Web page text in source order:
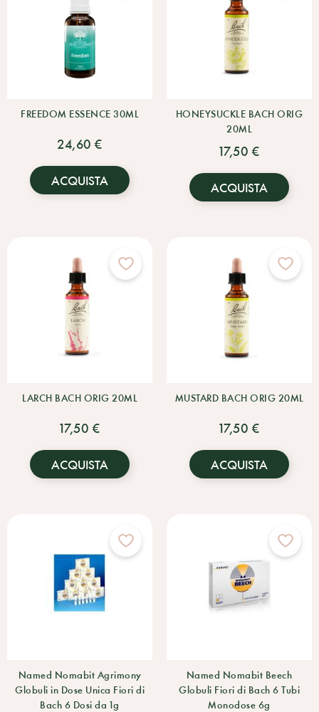
FREEDOM ESSENCE 30ML
24,60 €
ACQUISTA
HONEYSUCKLE BACH ORIG
20ML
17,50 €
ACQUISTA
LARCH BACH ORIG 20ML
17,50 €
ACQUISTA
MUSTARD BACH ORIG 20ML
17,50 €
ACQUISTA
Named Nomabit Agrimony
Globuli in Dose Unica Fiori di
Bach 6 Dosi da 1g
Named Nomabit Beech
Globuli Fiori di Bach 6 Tubi
Monodose 6g